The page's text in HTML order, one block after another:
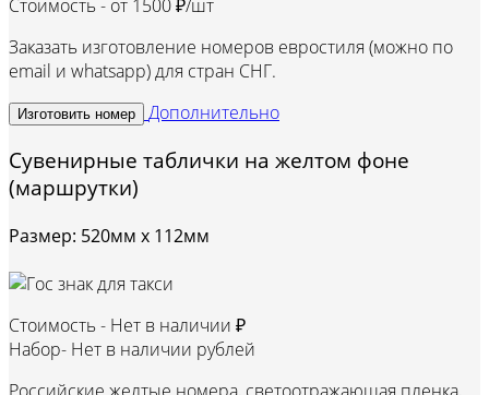
Стоимость - от 1500 ₽/шт
Заказать изготовление номеров евростиля (можно по
email и whatsapp) для стран СНГ.
Изготовить номер Дополнительно
Сувенирные таблички на желтом фоне
(маршрутки)
Размер: 520мм х 112мм
Стоимость - Нет в наличии ₽
Набор- Нет в наличии рублей